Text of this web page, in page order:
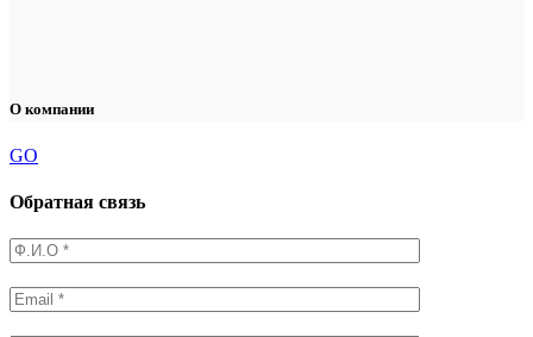
О компании
GO
Обратная связь